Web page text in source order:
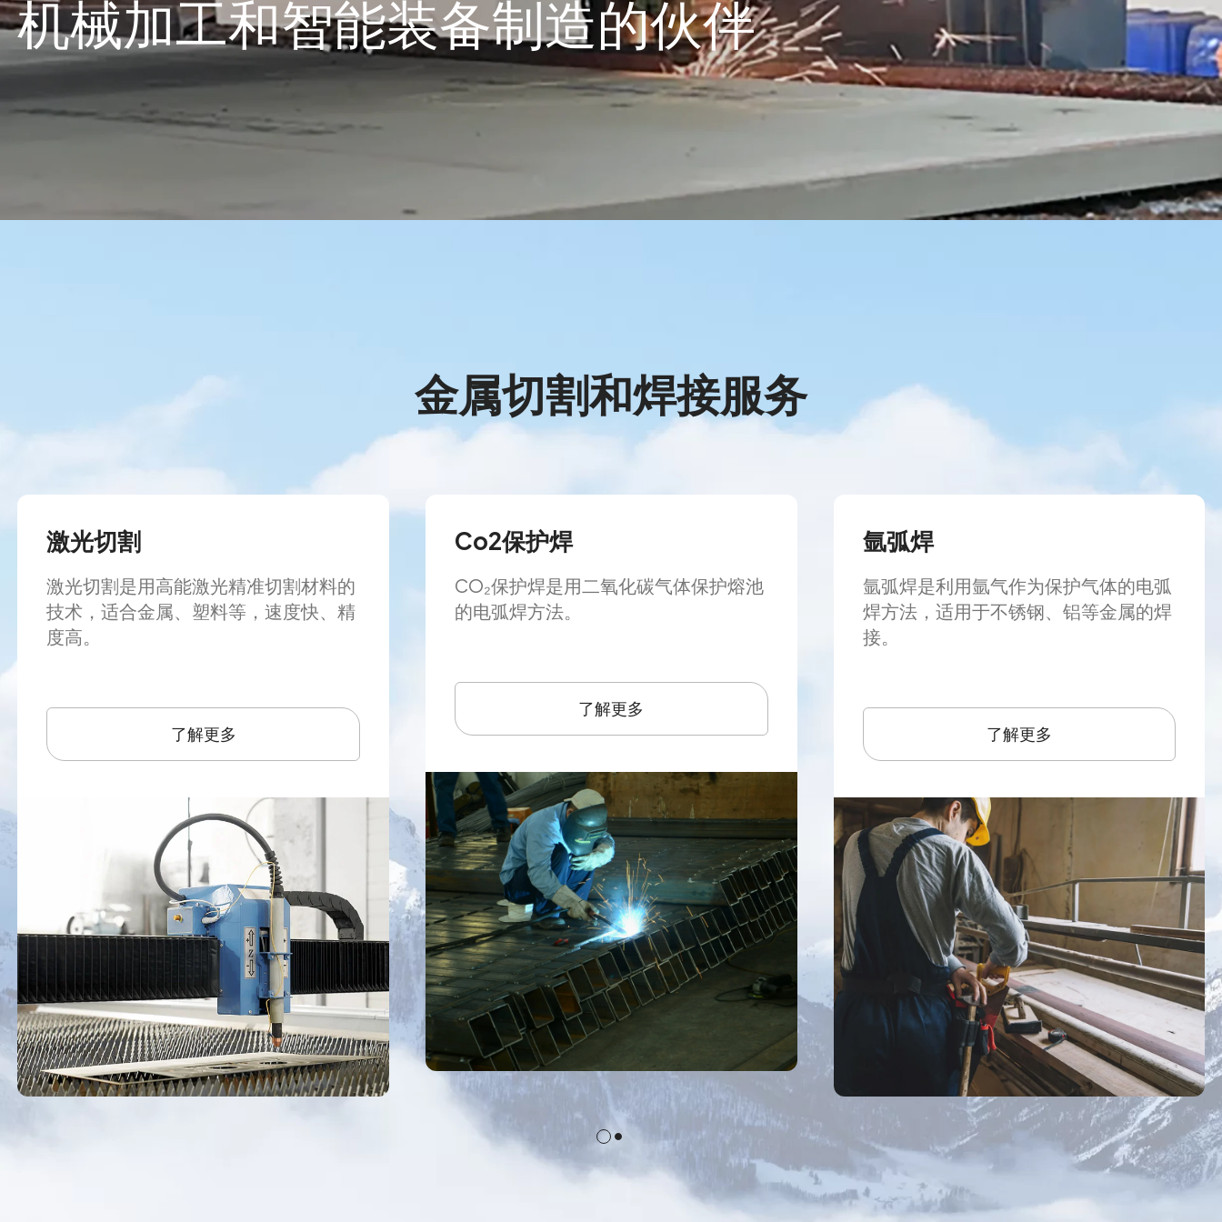
机械加工和智能装备制造的伙伴
金属切割和焊接服务
激光切割
激光切割是用高能激光精准切割材料的
技术，适合金属、塑料等，速度快、精
度高。
了解更多
Co2保护焊
CO₂保护焊是用二氧化碳气体保护熔池
的电弧焊方法。
了解更多
氩弧焊
氩弧焊是利用氩气作为保护气体的电弧
焊方法，适用于不锈钢、铝等金属的焊
接。
了解更多